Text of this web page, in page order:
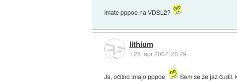
Imate pppoe na VDSL2?
lithium
::28. apr 2007, 20:29
Ja, očitno imajo pppoe. Sem se že jaz čudil,